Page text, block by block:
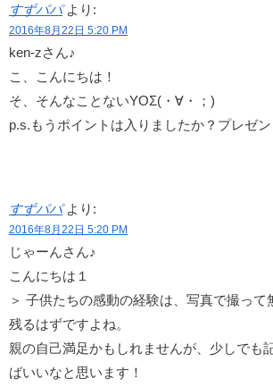
すずパパ より:
2016年8月22日 5:20 PM
ken-zさん♪
こ、こんにちは！
そ、そんなことないYOΣ(・∀・；)
p.s.もうポイントは入りましたか？プレゼ
すずパパ より:
2016年8月22日 5:20 PM
じゃーんさん♪
こんにちは１
＞ 子供たちの感動の経験は、写真で撮って
残るはずですよね。
親の自己満足かもしれませんが、少しでも
ばいいなと思います！